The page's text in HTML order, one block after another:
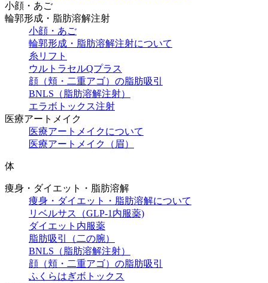
小顔・あご
輪郭形成・脂肪溶解注射
小顔・あご
輪郭形成・脂肪溶解注射について
糸リフト
ウルトラセルQプラス
顔（頬・二重アゴ）の脂肪吸引
BNLS（脂肪溶解注射）
エラボトックス注射
医療アートメイク
医療アートメイクについて
医療アートメイク（眉）
体
痩身・ダイエット・脂肪溶解
痩身・ダイエット・脂肪溶解について
リベルサス（GLP-1内服薬)
ダイエット内服薬
脂肪吸引（二の腕）
BNLS（脂肪溶解注射）
顔（頬・二重アゴ）の脂肪吸引
ふくらはぎボトックス